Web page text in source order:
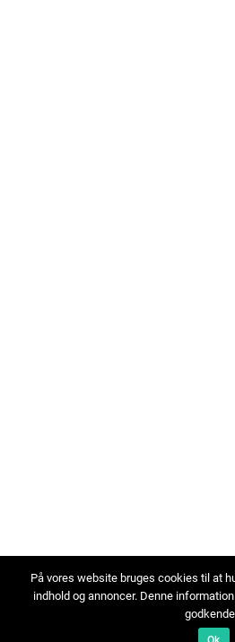
På vores website bruges cookies til at
indhold og annoncer. Denne